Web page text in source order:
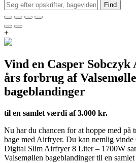
Find
+
Vind en Casper
års forbrug af
bageblandinger
til en samlet værdi af 3.000 kr.
Nu har du chancen for at hoppe med på
bage med Airfryer. Du kan nemlig
Digital Slim Airfryer 8 Liter – 1700W
Valsemøllen bageblandinger til en